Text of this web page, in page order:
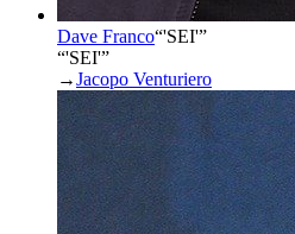
Dave Franco“'SEI'”
“'SEI'”
→Jacopo Venturiero